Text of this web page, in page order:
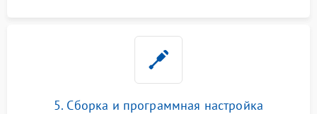
5. Сборка и программная настройка